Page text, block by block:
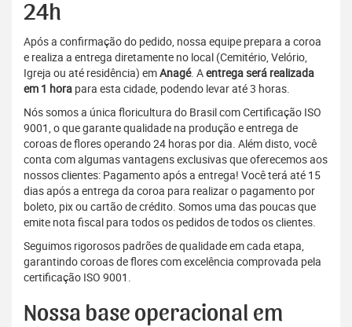
24h
Após a confirmação do pedido, nossa equipe prepara a coroa
e realiza a entrega diretamente no local (Cemitério, Velório,
Igreja ou até residência) emAnagé. Aentrega será realizada
em 1 hora para esta cidade, podendo levar até 3 horas.
Nós somos a única floricultura do Brasil com Certificação ISO
9001, o que garante qualidade na produção e entrega de
coroas de flores operando 24 horas por dia. Além disto, você
conta com algumas vantagens exclusivas que oferecemos aos
nossos clientes: Pagamento após a entrega! Você terá até 15
dias após a entrega da coroa para realizar o pagamento por
boleto, pix ou cartão de crédito. Somos uma das poucas que
emite nota fiscal para todos os pedidos de todos os clientes.
Seguimos rigorosos padrões de qualidade em cada etapa,
garantindo coroas de flores com excelência comprovada pela
certificação ISO 9001.
Nossa base operacional em